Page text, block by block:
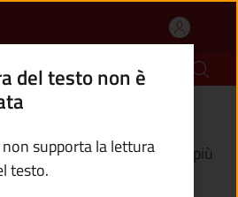
in un'altra scheda).
da agosto 2026 non sarà più
del testo non è
supporta la lettura
testo.